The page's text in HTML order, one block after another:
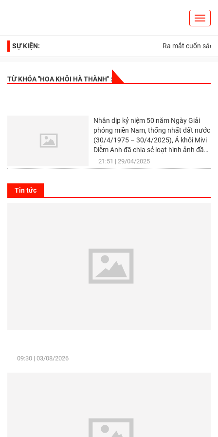
SỰ KIỆN: Ra mắt cuốn
TỪ KHÓA "HOA KHÔI HÀ THÀNH" :
Nhân dịp kỷ niệm 50 năm Ngày Giải
phóng miền Nam, thống nhất đất nước
(30/4/1975 – 30/4/2025), Á khôi Mivi
Diễm Anh đã chia sẻ loạt hình ảnh đầy
cảm xúc trên mạng xã hội. Xuất hiện
rạng rỡ trong tà áo dài trắng truyền
khu vực Lăng Chủ tịch Hồ Chí Minh.
21:51 29/04/2025
Tin tức
09:30 03/08/2026